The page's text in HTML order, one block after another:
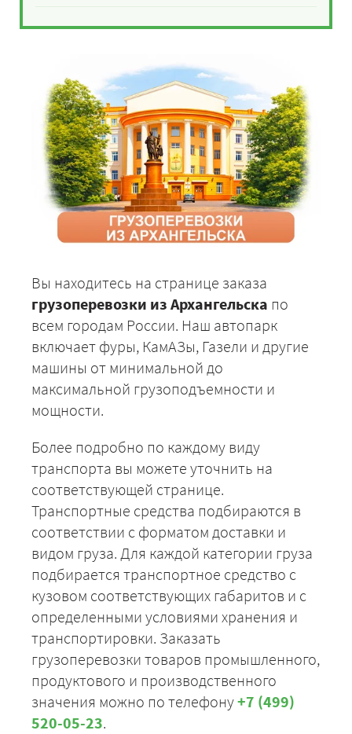
Вы находитесь на странице заказа
грузоперевозки из Архангельска по
всем городам России. Наш автопарк
включает фуры, КамАЗы, Газели и другие
машины от минимальной до
максимальной грузоподъемности и
мощности.
Более подробно по каждому виду
транспорта вы можете уточнить на
соответствующей странице.
Транспортные средства подбираются в
соответствии с форматом доставки и
видом груза. Для каждой категории груза
подбирается транспортное средство с
кузовом соответствующих габаритов и с
определенными условиями хранения и
транспортировки. Заказать
грузоперевозки товаров промышленного,
продуктового и производственного
значения можно по телефону+7 (499)
520-05-23.